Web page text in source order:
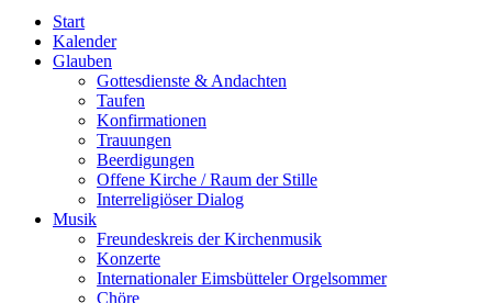
Start
Kalender
Glauben
Gottesdienste & Andachten
Taufen
Konfirmationen
Trauungen
Beerdigungen
Offene Kirche / Raum der Stille
Interreligiöser Dialog
Musik
Freundeskreis der Kirchenmusik
Konzerte
Internationaler Eimsbütteler Orgelsommer
Chöre